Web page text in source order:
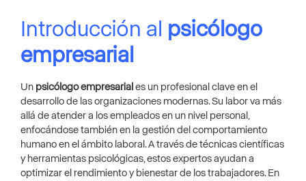
Introducción al psicólogo
empresarial
Un psicólogo empresarial es un profesional clave en el
desarrollo de las organizaciones modernas. Su labor va más
allá de atender a los empleados en un nivel personal,
enfocándose también en la gestión del comportamiento
humano en el ámbito laboral. A través de técnicas científicas
y herramientas psicológicas, estos expertos ayudan a
optimizar el rendimiento y bienestar de los trabajadores. En